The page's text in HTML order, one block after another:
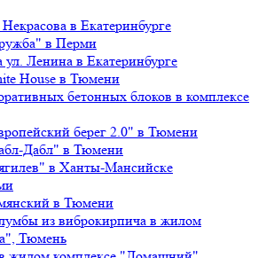
в Екатеринбурге
в Перми
Ленина в Екатеринбурге
House в Тюмени
бетонных блоков в комплексе
берег 2.0" в Тюмени
Дабл" в Тюмени
в Ханты-Мансийске
в Тюмени
из виброкирпича в жилом
Тюмень